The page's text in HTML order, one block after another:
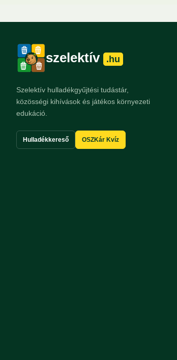
szelektív .hu
Szelektív hulladékgyűjtési tudástár,
közösségi kihívások és játékos környezeti
edukáció.
Hulladékkereső OSZKár Kvíz